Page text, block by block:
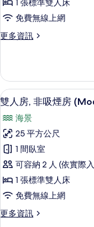
情
吸
煙
房
View)
的
所
有
相
片
免費無線上網
更多資訊
更
房,
非
吸
房
(Moderate,
West
View)
的
詳
情
顯
示
雙
人
房,
非
吸
煙
房
5
雙人房, 非吸煙房
海景
25 平方公尺
1 間臥室
可容納 2 人 (依實際
1 張標準雙人床
免費無線上網
更多資訊
更